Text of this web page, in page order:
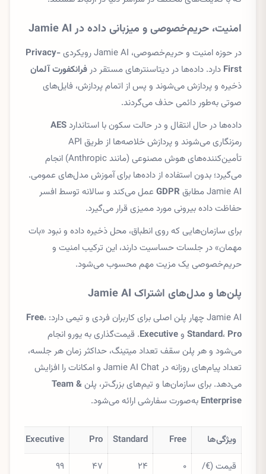
امنیت، حریم‌خصوصی و میزبانی داده در Jamie AI
در حوزه امنیت و حریم‌خصوصی، Jamie AI رویکردی
Privacy-
First دارد. داده‌ها در دیتاسنترهای مستقر درفرانکفورت آلمان
ذخیره و پردازش می‌شوند و پس از اتمام پردازش، فایل‌های
صوتی به‌طور دائمی حذف می‌گردند.
داده‌ها در حال انتقال و در حالت سکون با استانداردAES
رمزنگاری می‌شوند و پردازش خلاصه‌ها از طریق API
تأمین‌کننده‌های هوش مصنوعی (مانند Anthropic) انجام
می‌گیرد؛ بدون استفاده از داده‌ها برای آموزش مدل‌های عمومی.
Jamie AI مطابق
GDPR عمل می‌کند و سالانه توسط افسر
حفاظت داده بیرونی مورد ممیزی قرار می‌گیرد.
برای سازمان‌هایی که روی انطباق، محل ذخیره داده و نبود «بات
مهمان» در جلسات حساسیت دارند، این ترکیب امنیت و
حریم‌خصوصی یک مزیت مهم محسوب می‌شود.
پلن‌ها و مدل‌های اشتراک Jamie AI
Jamie AI چهار پلن اصلی برای کاربران فردی و تیمی دارد: Free،
Standard، Pro وExecutive. قیمت‌گذاری به یورو انجام
می‌شود و هر پلن سقف تعداد میتینگ، حداکثر زمان هر جلسه،
تعداد پیام‌های روزانه در Jamie AI Chat و امکانات را افزایش
می‌دهد. برای سازمان‌ها و تیم‌های بزرگ‌تر، پلنTeam &
Enterprise به‌صورت سفارشی ارائه می‌شود.
ویژگی‌ها Free
Standard
Pro
Executive
قیمت (€/
۰ ۲۴ ۴۷ ۹۹